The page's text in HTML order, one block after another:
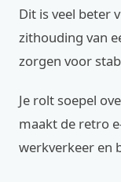
Dit is veel beter
zithouding van
zorgen voor
Je rolt soepel
maakt de retro
werkverkeer en